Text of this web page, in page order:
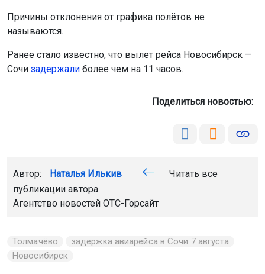
Причины отклонения от графика полётов не
называются.
Ранее стало известно, что вылет рейса Новосибирск —
Сочи задержали более чем на 11 часов.
Поделиться новостью:
Автор: Наталья Илькив
Читать все
публикации автора
Агентство новостей ОТС-Горсайт
Толмачёво
задержка авиарейса в Сочи 7 августа
Новосибирск